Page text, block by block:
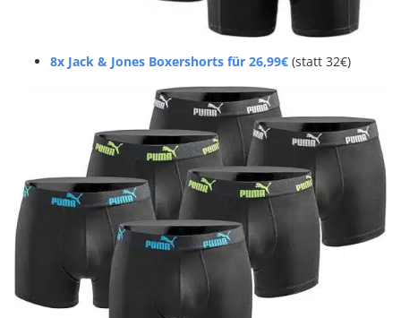
8x Jack & Jones Boxershorts für 26,99€ (statt 32€)